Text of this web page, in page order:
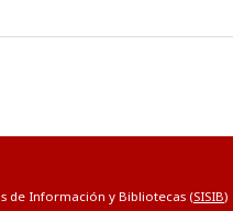
de Información y Bibliotecas (SISIB)